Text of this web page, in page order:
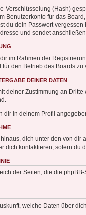
Verschlüsselung (Hash)
Benutzerkonto für das
du dein Passwort
und sendet
im Rahmen der
den Betrieb des Boards zu
DEINER DATEN
deiner Zustimmung an
dir in deinem Profil
dich unter den von
dich kontaktieren, sofern du
der Seiten, die die
welche Daten über